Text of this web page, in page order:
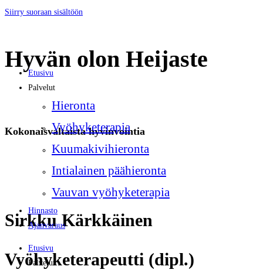
Siirry suoraan sisältöön
Etusivu
Palvelut
Hieronta
Vyöhyketerapia
Kuumakivihieronta
Intialainen päähieronta
Vauvan vyöhyketerapia
Hinnasto
Ajanvaraus
Etusivu
Palvelut
Hyvän olon Heijaste
Kokonaisvaltaista hyvinvointia
Sirkku Kärkkäinen
Vyöhyketerapeutti (dipl.)